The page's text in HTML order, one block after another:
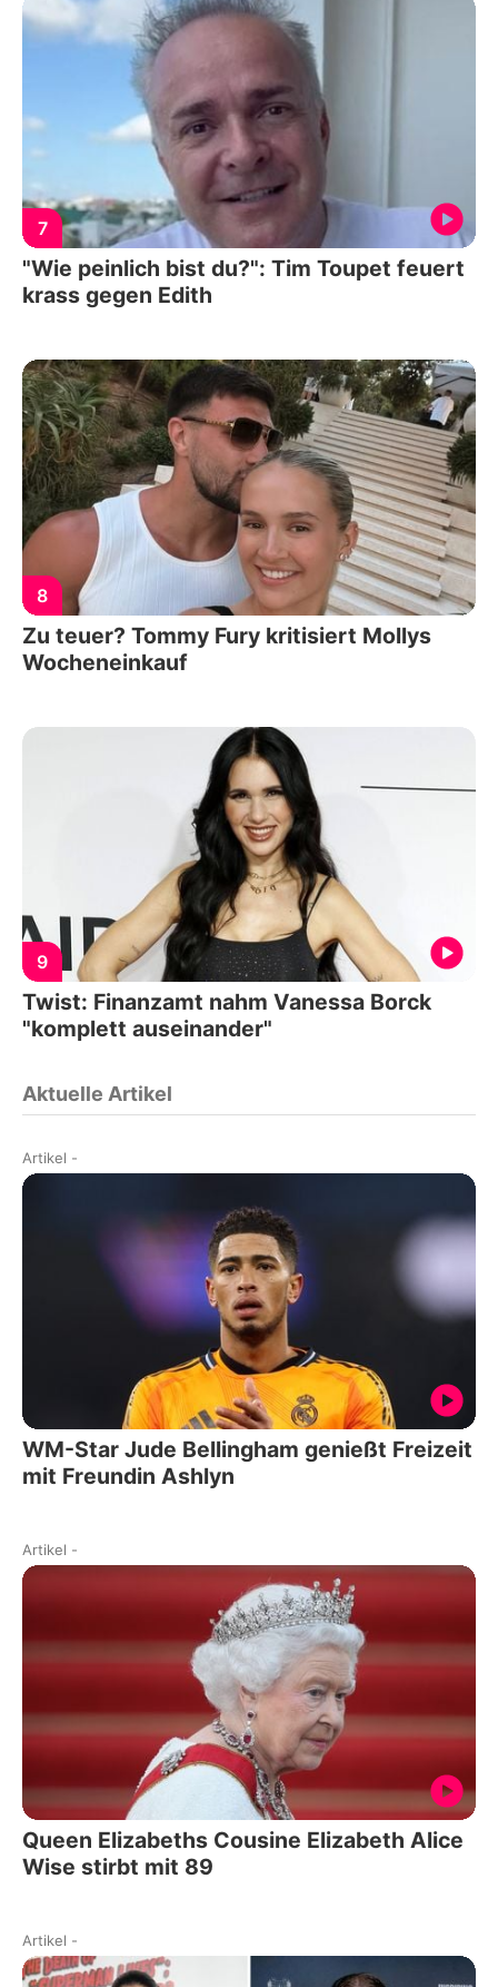
7
"Wie peinlich bist du?": Tim Toupet feuert
krass gegen Edith
8
Zu teuer? Tommy Fury kritisiert Mollys
Wocheneinkauf
9
Twist: Finanzamt nahm Vanessa Borck
"komplett auseinander"
Aktuelle Artikel
Artikel -
WM-Star Jude Bellingham genießt Freizeit
mit Freundin Ashlyn
Artikel -
Queen Elizabeths Cousine Elizabeth Alice
Wise stirbt mit 89
Artikel -